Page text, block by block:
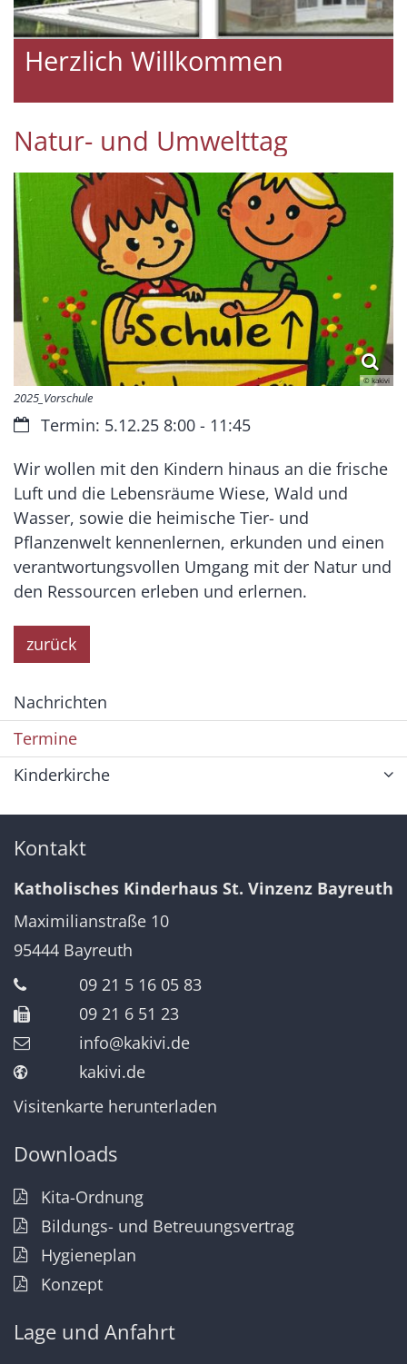
Herzlich Willkommen
Natur- und Umwelttag
© kakivi
2025_Vorschule
Datum:Termin: 5.12.25 8:00 - 11:45
Wir wollen mit den Kindern hinaus an die frische
Luft und die Lebensräume Wiese, Wald und
Wasser, sowie die heimische Tier- und
Pflanzenwelt kennenlernen, erkunden und einen
verantwortungsvollen Umgang mit der Natur und
den Ressourcen erleben und erlernen.
zurück
Nachrichten
Termine
Kinderkirche
Kontakt
Katholisches Kinderhaus St. Vinzenz Bayreuth
Maximilianstraße 10
95444 Bayreuth
09 21 5 16 05 83
09 21 6 51 23
info@kakivi.de
kakivi.de
Visitenkarte herunterladen
Downloads
Kita-Ordnung
Bildungs- und Betreuungsvertrag
Hygieneplan
Konzept
Lage und Anfahrt